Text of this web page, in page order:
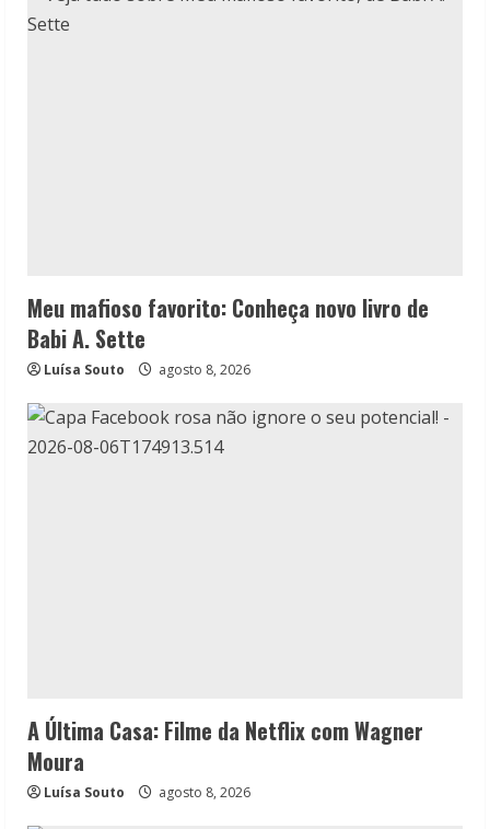
Meu mafioso favorito: Conheça novo livro de
Babi A. Sette
Luísa Souto agosto 8, 2026
A Última Casa: Filme da Netflix com Wagner
Moura
Luísa Souto agosto 8, 2026